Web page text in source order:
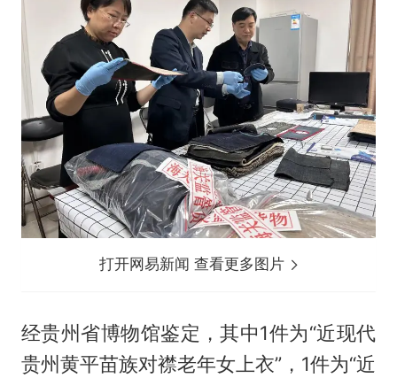
打开网易新闻 查看更多图片
经贵州省博物馆鉴定，其中1件为“近现代
贵州黄平苗族对襟老年女上衣”，1件为“近